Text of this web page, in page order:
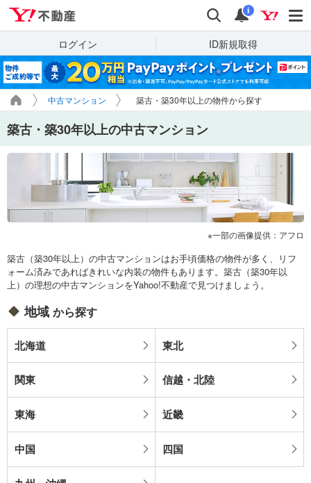
検索 通知
i
ログイン ID新規取得
中古マンション 築古・築30年以上の物件から探す
築古・築30年以上の中古マンション
一部の画像提供：アフロ
築古（築30年以上）の中古マンションはお手頃価格の物件が多く、リフ
ォーム済みであればきれいな内装の物件もあります。築古（築30年以
上）の理想の中古マンションをYahoo!不動産で見つけましょう。
地域 から探す
北海道 東北
関東 信越・北陸
東海 近畿
中国 四国